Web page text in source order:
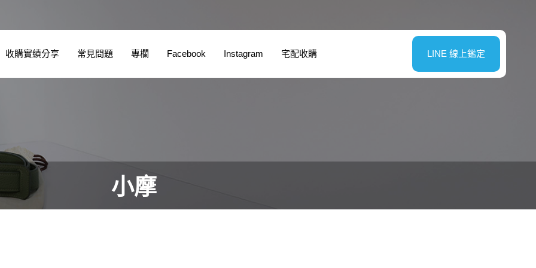
收購實績分享 常見問題 專欄 Facebook Instagram 宅配收購 LINE 線上鑑定
小摩